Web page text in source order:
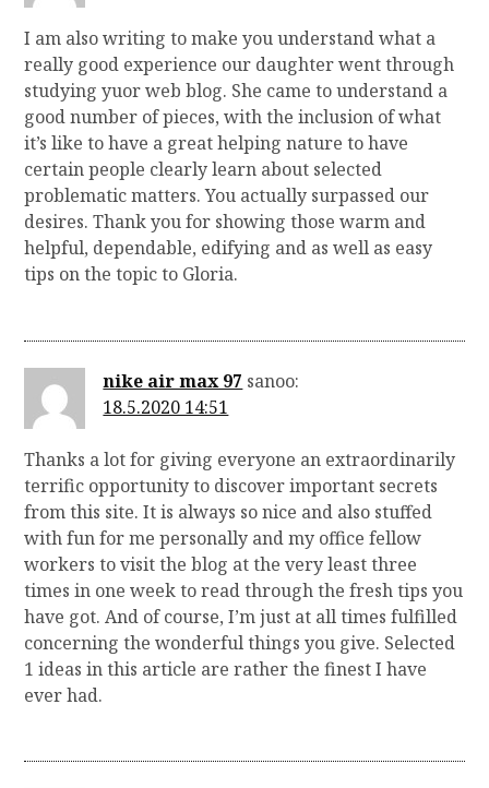
I am also writing to make you understand what a
really good experience our daughter went through
studying yuor web blog. She came to understand a
good number of pieces, with the inclusion of what
it’s like to have a great helping nature to have
certain people clearly learn about selected
problematic matters. You actually surpassed our
desires. Thank you for showing those warm and
helpful, dependable, edifying and as well as easy
tips on the topic to Gloria.
nike air max 97 sanoo:
18.5.2020 14:51
Thanks a lot for giving everyone an extraordinarily
terrific opportunity to discover important secrets
from this site. It is always so nice and also stuffed
with fun for me personally and my office fellow
workers to visit the blog at the very least three
times in one week to read through the fresh tips you
have got. And of course, I’m just at all times fulfilled
concerning the wonderful things you give. Selected
1 ideas in this article are rather the finest I have
ever had.